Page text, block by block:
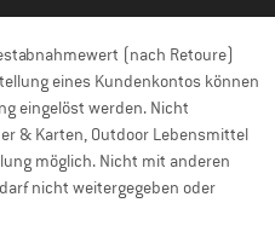
(nach Retoure)
eines Kundenkontos können
eingelöst werden. Nicht
& Karten, Outdoor Lebensmittel
möglich. Nicht mit anderen
nicht weitergegeben oder